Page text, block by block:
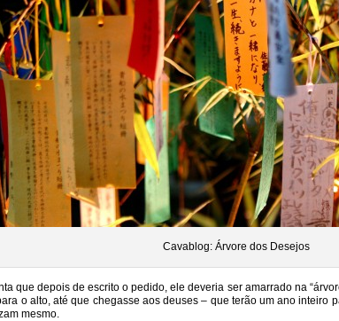
Cavablog: Árvore dos Desejos
que depois de escrito o pedido, ele deveria ser amarrado na
o alto, até que chegasse aos deuses – que terão um ano inteiro
mesmo.